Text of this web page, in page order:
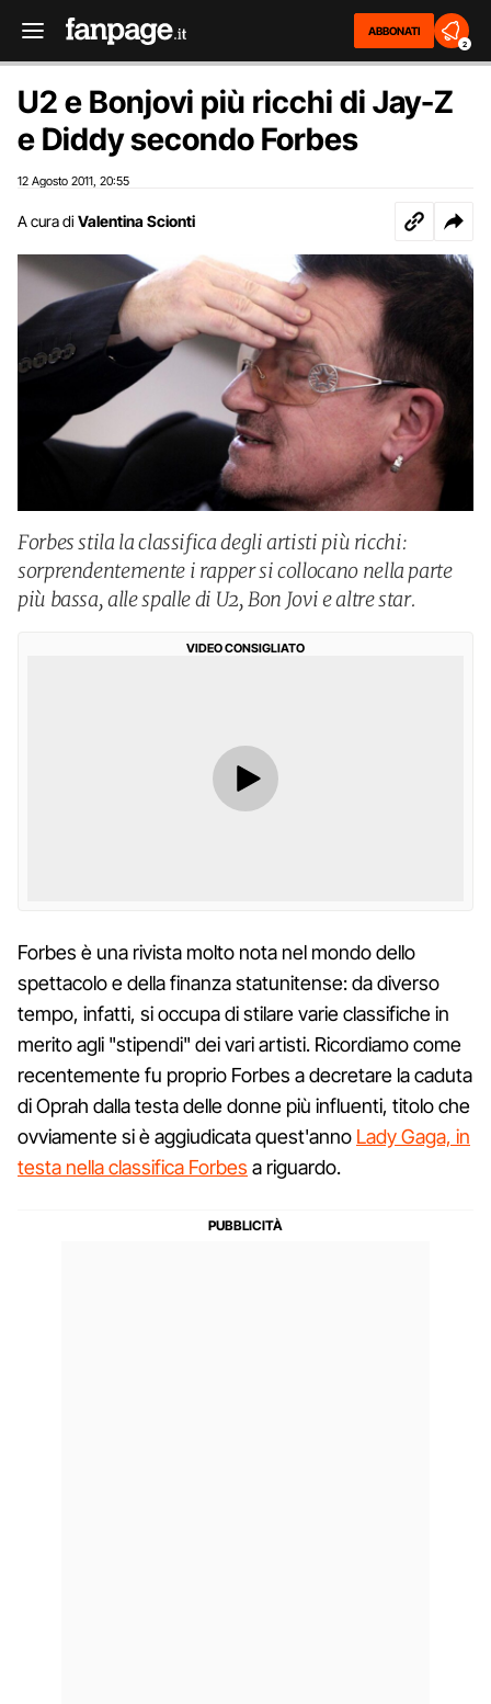
ABBONATI
2
U2 e Bonjovi più ricchi di Jay-Z
e Diddy secondo Forbes
12 Agosto 2011 20:55
A cura di Valentina Scionti
Forbes stila la classifica degli artisti più ricchi:
sorprendentemente i rapper si collocano nella parte
più bassa, alle spalle di U2, Bon Jovi e altre star.
VIDEO CONSIGLIATO
Forbes è una rivista molto nota nel mondo dello
spettacolo e della finanza statunitense: da diverso
tempo, infatti, si occupa di stilare varie classifiche in
merito agli "stipendi" dei vari artisti. Ricordiamo come
recentemente fu proprio Forbes a decretare la caduta
di Oprah dalla testa delle donne più influenti, titolo che
ovviamente si è aggiudicata quest'anno Lady Gaga, in
testa nella classifica Forbes a riguardo.